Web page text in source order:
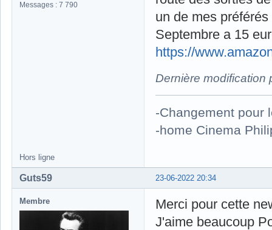
Messages : 7 790
un de mes
Septembre a 15
https://
Dernière modification
-Changement pour
-home Cinema
Hors ligne
23-06-2022 20:34
Guts59
Membre
Merci pour cette
J'aime beaucoup